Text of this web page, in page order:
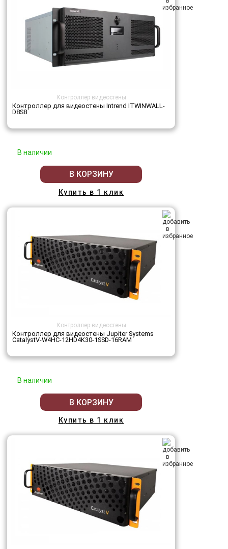
Контроллер видеостены
Контроллер для видеостены Intrend ITWINWALL-
D8S8
В наличии
В КОРЗИНУ
Купить в 1 клик
Контроллер видеостены
Контроллер для видеостены Jupiter Systems
CatalystV-W4HC-12HD4K30-1SSD-16RAM
В наличии
В КОРЗИНУ
Купить в 1 клик